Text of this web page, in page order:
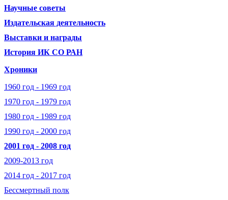
Научные советы
Издательская деятельность
Выставки и награды
История ИК СО РАН
Хроники
1960 год - 1969 год
1970 год - 1979 год
1980 год - 1989 год
1990 год - 2000 год
2001 год - 2008 год
2009-2013 год
2014 год - 2017 год
Бессмертный полк